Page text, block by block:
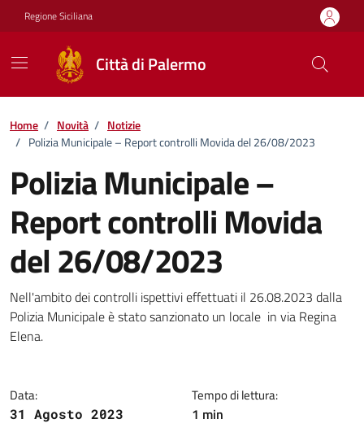
Vai ai contenuti
Vai al footer
Regione Siciliana
Città di Palermo
Home / Novità / Notizie
/ Polizia Municipale – Report controlli Movida del 26/08/2023
Polizia Municipale –
Report controlli Movida
del 26/08/2023
Dettagli della notizia
Nell'ambito dei controlli ispettivi effettuati il 26.08.2023 dalla
Polizia Municipale è stato sanzionato un locale in via Regina
Elena.
Data:
31 Agosto 2023
Tempo di lettura:
1 min